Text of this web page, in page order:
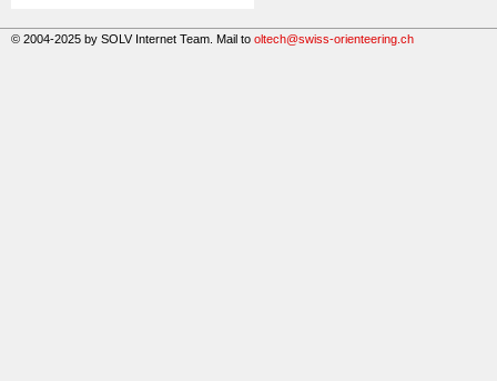
© 2004-2025 by SOLV Internet Team. Mail to oltech@swiss-orienteering.ch